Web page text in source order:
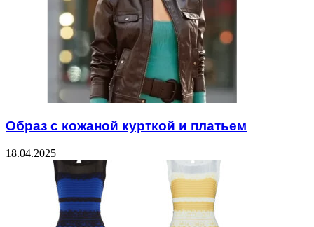
Образ с кожаной курткой и платьем
18.04.2025